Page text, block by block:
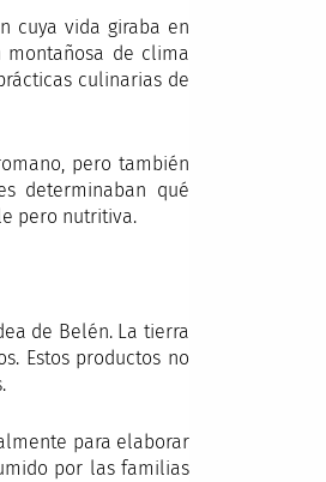
cuya vida giraba en
de clima
culinarias de
pero también
determinaban qué
pero nutritiva.
de Belén. La tierra
Estos productos no
para elaborar
por las familias